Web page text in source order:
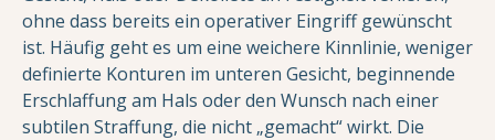
ohne dass bereits ein operativer Eingriff gewünscht
ist. Häufig geht es um eine weichere Kinnlinie, weniger
definierte Konturen im unteren Gesicht, beginnende
Erschlaffung am Hals oder den Wunsch nach einer
subtilen Straffung, die nicht „gemacht“ wirkt. Die